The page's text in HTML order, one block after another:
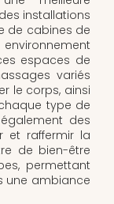
installations
de cabines de
espaces de
variés
le corps, ainsi
type de
des
et raffermir la
de bien-être
permettant
une ambiance